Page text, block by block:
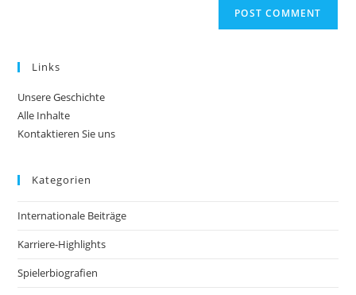
Links
Unsere Geschichte
Alle Inhalte
Kontaktieren Sie uns
Kategorien
Internationale Beiträge
Karriere-Highlights
Spielerbiografien